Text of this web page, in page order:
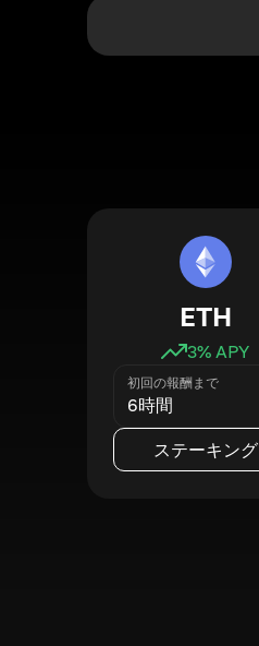
ETH
3% APY
初回の報酬まで
6時間
ステーキング